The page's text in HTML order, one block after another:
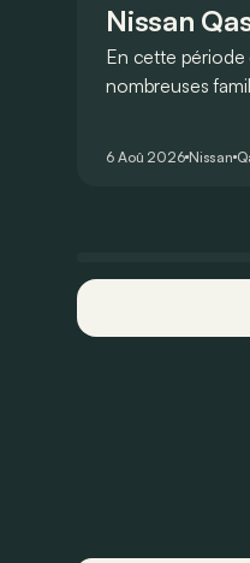
Nissan
En cette période
nombreuses
Qashqai e-
vrai ?
6 Aoû 2026 Nissan